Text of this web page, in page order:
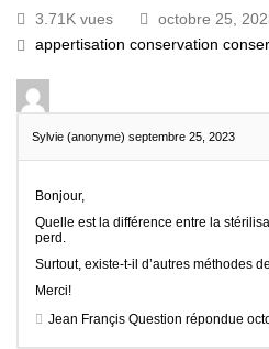
3.71K vues octobre 25,
appertisation conservation
Sylvie (anonyme) septembre 25, 2023
Bonjour,
Quelle est la différence entre la
perd.
Surtout, existe-t-il d’autres méthodes
Merci!
Jean Françis Question répondue